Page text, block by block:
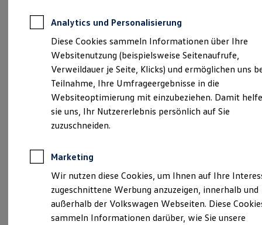
Kfz-Versicherung
Restschuldversicherungen
Garantien
Wartungsverträge
Geschäftskunden
Professional Class bei Volkswagen
Großkunden
Behörden
Direktkunden
Sonderfahrzeuge
Anpfiff zum Gewinn
Elektroautos
ID. Tutorials
Elektrofahrzeugkonzepte
Reichweite
Reichweite der ID. Modelle
Reichweite im Winter
Verantwortlich für die Inhalte auf dieser Seite ist die Senger
Münster GmbH ( Impressum & Rechtliches)
Hammer Straße 139-143, 48153 Münster
info.vw-muenster@auto-senger.de
Montag
Sonntag
Geschlossen
Analytics und Personalisierung
Diese Cookies sammeln Informationen über Ihre
Websitenutzung (beispielsweise Seitenaufrufe,
Verweildauer je Seite, Klicks) und ermöglichen uns
Teilnahme, Ihre Umfrageergebnisse in die
Websiteoptimierung mit einzubeziehen. Damit
sie uns, Ihr Nutzererlebnis persönlich auf Sie
zuzuschneiden.
Marketing
Wir nutzen diese Cookies, um Ihnen auf Ihre
zugeschnittene Werbung anzuzeigen, innerhalb und
außerhalb der Volkswagen Webseiten. Diese
sammeln Informationen darüber, wie Sie unsere